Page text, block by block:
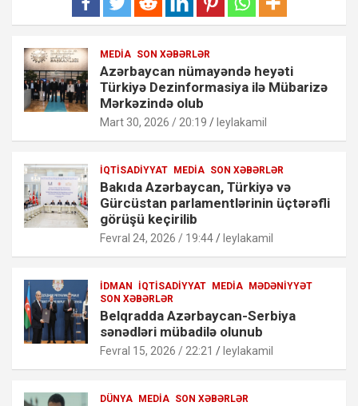
MEDIA SON XƏBƏRLƏR
Azərbaycan nümayəndə heyəti
Türkiyə Dezinformasiya ilə Mübarizə
Mərkəzində olub
Mart 30, 2026 / 20:19 leylakamil
İQTISADIYYAT MEDIA SON XƏBƏRLƏR
Bakıda Azərbaycan, Türkiyə və
Gürcüstan parlamentlərinin üçtərəfli
görüşü keçirilib
Fevral 24, 2026 / 19:44 leylakamil
İDMAN İQTISADIYYAT MEDIA MƏDƏNIYYƏT
SON XƏBƏRLƏR
Belqradda Azərbaycan-Serbiya
sənədləri mübadilə olunub
Fevral 15, 2026 / 22:21 leylakamil
DÜNYA MEDIA SON XƏBƏRLƏR